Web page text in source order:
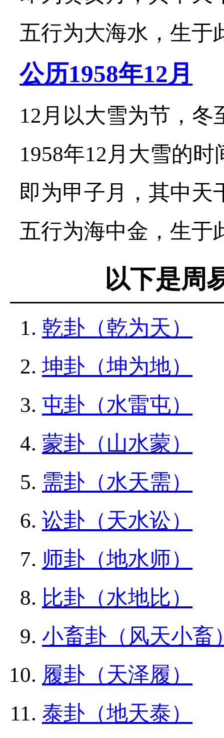
五行为大海水，生于
公历1958年12月
12月以大雪为节，
1958年12月大雪的
即为甲子月，其中天
五行为海中金，生于
以下是周
乾卦（乾为天）
坤卦（坤为地）
屯卦（水雷屯）
蒙卦（山水蒙）
需卦（水天需）
讼卦（天水讼）
师卦（地水师）
比卦（水地比）
小畜卦（风天小畜
履卦（天泽履）
泰卦（地天泰）